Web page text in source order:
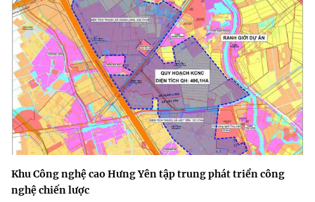
Khu Công nghệ cao Hưng Yên tập trung phát triển công
nghệ chiến lược